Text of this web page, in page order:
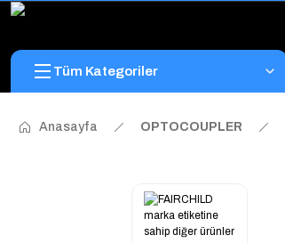
Tüm Kategoriler
Anasayfa OPTOCOUPLER